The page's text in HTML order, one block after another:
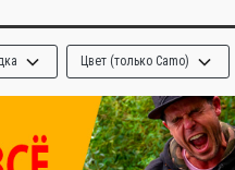
Цвет (только Camo)